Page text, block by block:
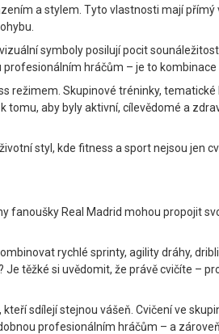
a stylem. Tyto vlastnosti mají
symboly posilují pocit
hráčům – je to kombinace
režimem. Skupinové tréninky,
aby byly aktivní, cílevědomé a
styl, kde fitness a sport nejsou jen
Real Madrid mohou propojit
rychlé sprinty, agility dráhy,
těžké si uvědomit, že právě cvičíte –
sdílejí stejnou vášeň. Cvičení ve
profesionálním hráčům – a